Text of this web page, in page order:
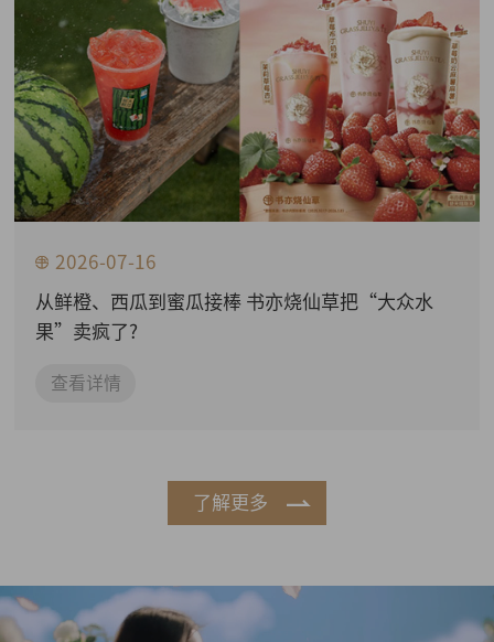
2026-07-16
从鲜橙、西瓜到蜜瓜接棒 书亦烧仙草把“大众水
果”卖疯了?
查看详情
了解更多